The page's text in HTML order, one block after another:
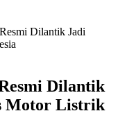
Dilantik Jadi
Dilantik
Motor Listrik